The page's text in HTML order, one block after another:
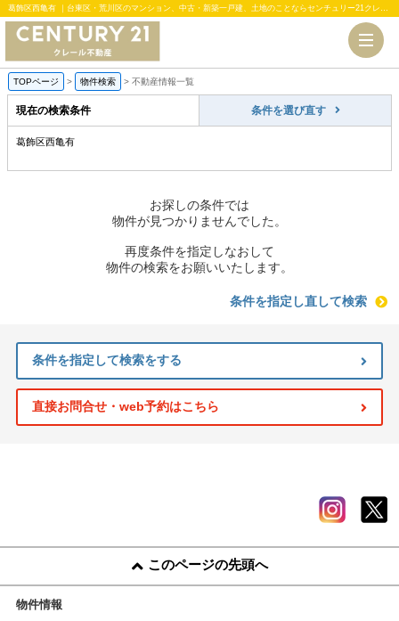
葛飾区西亀有 ｜台東区・荒川区のマンション、中古・新築一戸建、土地のことならセンチュリー21クレール不動産
TOPページ > 物件検索 > 不動産情報一覧
現在の検索条件 条件を選び直す
葛飾区西亀有
お探しの条件では
物件が見つかりませんでした。
再度条件を指定しなおして
物件の検索をお願いいたします。
条件を指定し直して検索
条件を指定して検索をする
直接お問合せ・web予約はこちら
このページの先頭へ
物件情報